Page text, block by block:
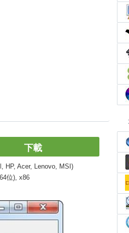
下載
HP, Acer, Lenovo, MSI)
位), x86